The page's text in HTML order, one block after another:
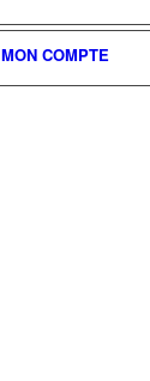
MON COMPTE